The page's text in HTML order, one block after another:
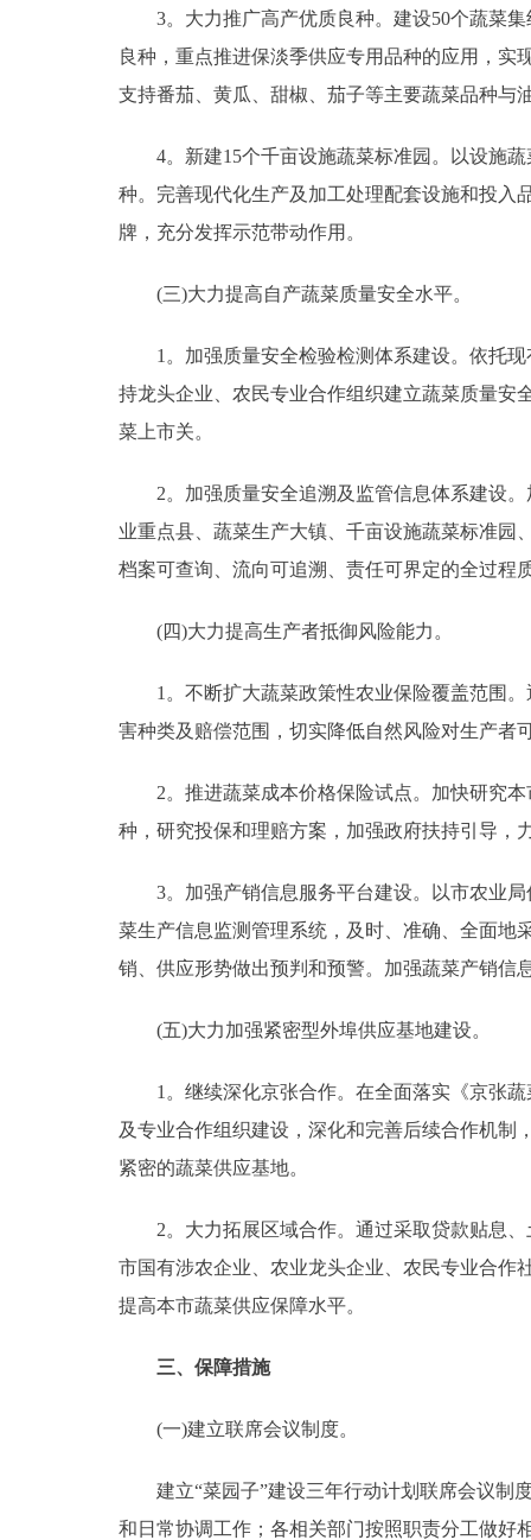
3。大力推广高产优质良种。建设50个蔬菜集
良种，重点推进保淡季供应专用品种的应用，
支持番茄、黄瓜、甜椒、茄子等主要蔬菜品种与
4。新建15个千亩设施蔬菜标准园。以设施蔬
种。完善现代化生产及加工处理配套设施和投入
牌，充分发挥示范带动作用。
(三)大力提高自产蔬菜质量安全水平。
1。加强质量安全检验检测体系建设。依托现
持龙头企业、农民专业合作组织建立蔬菜质量安
菜上市关。
2。加强质量安全追溯及监管信息体系建设。
业重点县、蔬菜生产大镇、千亩设施蔬菜标准园
档案可查询、流向可追溯、责任可界定的全过程
(四)大力提高生产者抵御风险能力。
1。不断扩大蔬菜政策性农业保险覆盖范围。
害种类及赔偿范围，切实降低自然风险对生产者
2。推进蔬菜成本价格保险试点。加快研究本
种，研究投保和理赔方案，加强政府扶持引导，
3。加强产销信息服务平台建设。以市农业局
菜生产信息监测管理系统，及时、准确、全面地
销、供应形势做出预判和预警。加强蔬菜产销信
(五)大力加强紧密型外埠供应基地建设。
1。继续深化京张合作。在全面落实《京张蔬
及专业合作组织建设，深化和完善后续合作机制
紧密的蔬菜供应基地。
2。大力拓展区域合作。通过采取贷款贴息、
市国有涉农企业、农业龙头企业、农民专业合作
提高本市蔬菜供应保障水平。
三、保障措施
(一)建立联席会议制度。
建立“菜园子”建设三年行动计划联席会议制度
和日常协调工作；各相关部门按照职责分工做